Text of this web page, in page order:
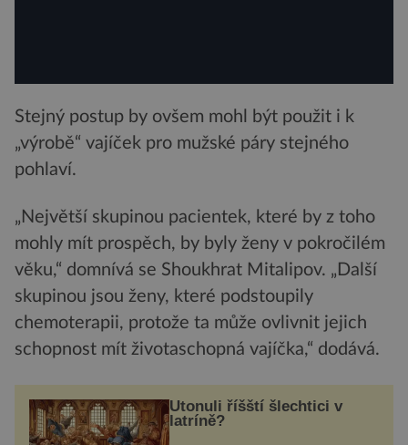
Stejný postup by ovšem mohl být použit i k
„výrobě“ vajíček pro mužské páry stejného
pohlaví.
„Největší skupinou pacientek, které by z toho
mohly mít prospěch, by byly ženy v pokročilém
věku,“ domnívá se Shoukhrat Mitalipov. „Další
skupinou jsou ženy, které podstoupily
chemoterapii, protože ta může ovlivnit jejich
schopnost mít životaschopná vajíčka,“ dodává.
Utonuli říšští šlechtici v
latríně?